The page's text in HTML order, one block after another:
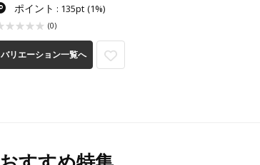
ポイント : 135pt (1%)
(0)
バリエーション一覧へ